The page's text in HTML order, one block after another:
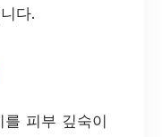
다.
를 피부 깊숙이